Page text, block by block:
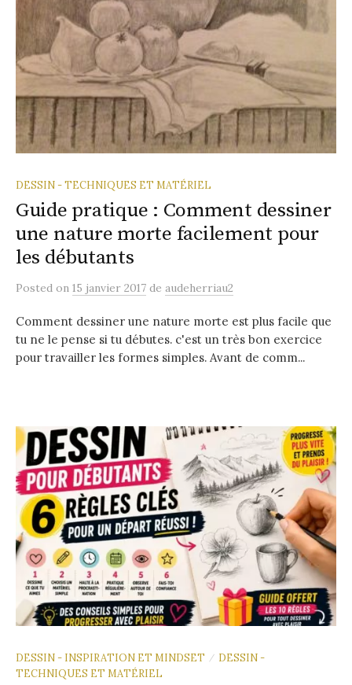
DESSIN - TECHNIQUES ET MATÉRIEL
Guide pratique : Comment dessiner
une nature morte facilement pour
les débutants
Posted on 15 janvier 2017 de audeherriau2
Comment dessiner une nature morte est plus facile que
tu ne le pense si tu débutes. c'est un très bon exercice
pour travailler les formes simples. Avant de comm...
DESSIN - INSPIRATION ET MINDSET / DESSIN -
TECHNIQUES ET MATÉRIEL